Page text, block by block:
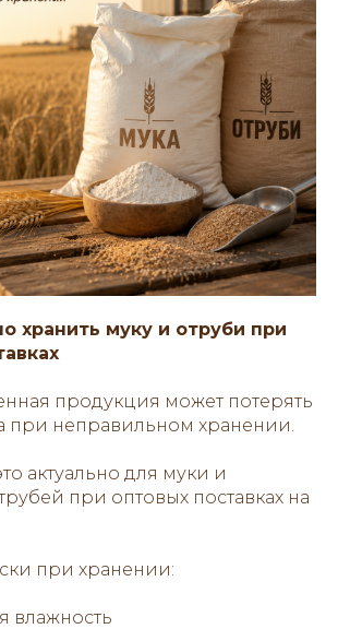
хранить муку и отруби при
продукция может потерять
при неправильном хранении.
актуально для муки и
при оптовых поставках на
при хранении:
влажность